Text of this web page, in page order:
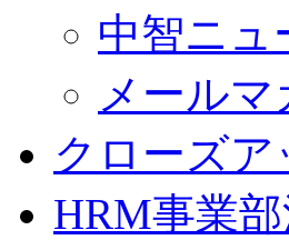
中智ニュ
メールマ
クローズア
HRM事業